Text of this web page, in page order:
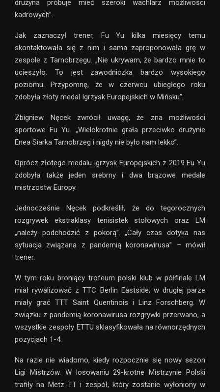
drużyna próbuje mieć szeroki wachlarz możliwości
kadrowych”.
Jak zaznaczył trener, Fu Yu kilka miesięcy temu
skontaktowała się z nim i sama zaproponowała grę w
zespole z Tarnobrzegu. „Nie ukrywam, że bardzo mnie to
ucieszyło. To jest zawodniczka bardzo wysokiego
poziomu. Przypomnę, że w czerwcu ubiegłego roku
zdobyła złoty medal Igrzysk Europejskich w Mińsku”.
Zbigniew Nęcek zwrócił uwagę, że zna możliwości
sportowe Fu Yu. „Wielokrotnie grała przeciwko drużynie
Enea Siarka Tarnobrzeg i nigdy nie było nam lekko”.
Oprócz złotego medalu Igrzysk Europejskich z 2019 Fu Yu
zdobyła także jeden srebrny i dwa brązowe medale
mistrzostw Europy.
Jednocześnie Nęcek podkreślił, że do tegorocznych
rozgrywek ekstraklasy tenisistek stołowych oraz LM
„należy podchodzić z pokorą”. „Cały czas dotyka nas
sytuacja związana z pandemią koronawirusa” – mówił
trener.
W tym roku broniący trofeum polski klub w półfinale LM
miał rywalizować z TTC Berlin Eastside; w drugiej parze
miały grać TTT Saint Quentinois i Linz Forschberg. W
związku z pandemią koronawirusa rozgrywki przerwano, a
wszystkie zespoły ETTU sklasyfikowała na równorzędnych
pozycjach 1-4.
Na razie nie wiadomo, kiedy rozpocznie się nowy sezon
Ligi Mistrzów. W losowaniu 29-krotne Mistrzynie Polski
trafiły na Metz TT i zespół, który zostanie wyłoniony w